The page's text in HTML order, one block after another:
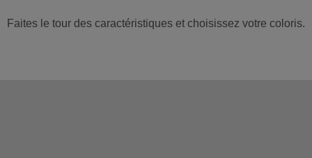
Faites le tour des caractéristiques et choisissez votre coloris.